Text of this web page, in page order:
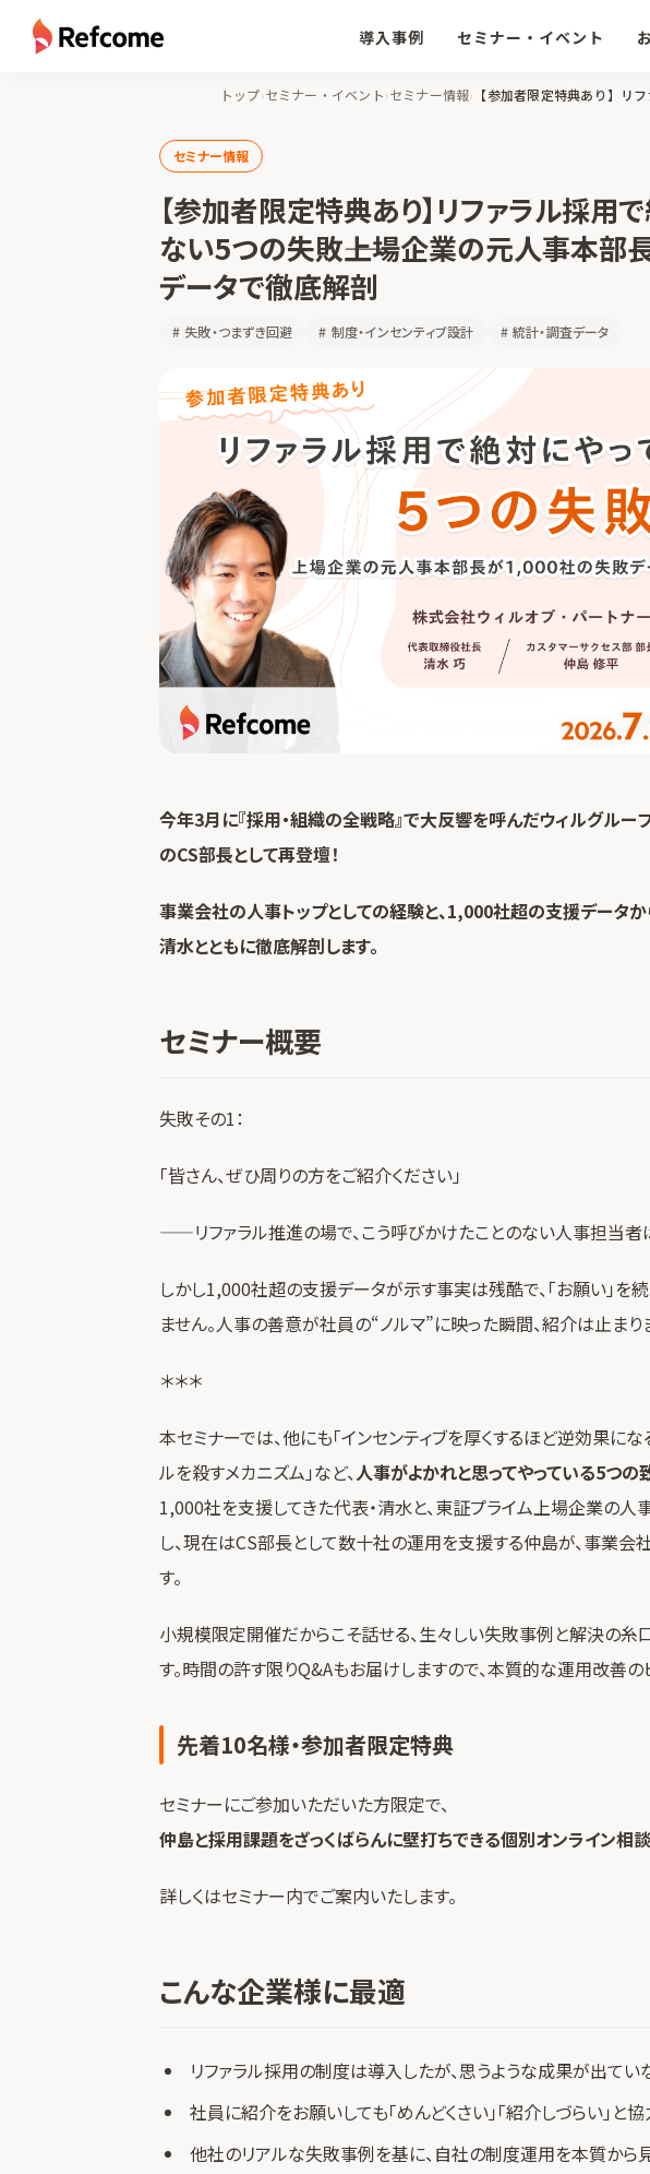
導入事例 セミナー・イベント
トップ›セミナー・イベント›セミナー情報›
セミナー情報
【参加者限定特典あり】リファラル採用
ない5つの失敗――上場企業の元人事本
データで徹底解剖
# 失敗・つまずき回避 # 制度・インセンティブ設計 # 統計・調査データ
今年3月に『採用・組織の全戦略』で大反響を呼んだウィルグル
のCS部長として再登壇！
事業会社の人事トップとしての経験と、1,000社超の支援データか
清水とともに徹底解剖します。
セミナー概要
失敗その1：
「皆さん、ぜひ周りの方をご紹介ください」
——リファラル推進の場で、こう呼びかけたことのない人事担当者
しかし1,000社超の支援データが示す事実は残酷で、「お願い」を
ません。人事の善意が社員の“ノルマ”に映った瞬間、紹介は止まり
＊＊＊
本セミナーでは、他にも「インセンティブを厚くするほど逆効果に
ルを殺すメカニズム」など、 人事がよかれと思ってやっている5つ
1,000社を支援してきた代表・清水と、東証プライム上場企業の
し、現在はCS部長として数十社の運用を支援する仲島が、事業
す。
小規模限定開催だからこそ話せる、生々しい失敗事例と解決の糸
す。時間の許す限りQ&Aもお届けしますので、本質的な運用改善の
先着10名様・参加者限定特典
セミナーにご参加いただいた方限定で、
仲島と採用課題をざっくばらんに壁打ちできる個別オンライン相
詳しくはセミナー内でご案内いたします。
こんな企業様に最適
リファラル採用の制度は導入したが、思うような成果が出てい
社員に紹介をお願いしても「めんどくさい」「紹介しづらい」と
他社のリアルな失敗事例を基に、自社の制度運用を本質から